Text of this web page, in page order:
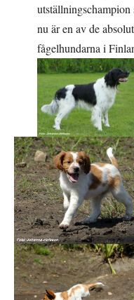
utställningschampion
nu är en av de
fågelhundarna i